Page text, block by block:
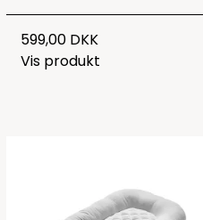
599,00 DKK
Vis produkt